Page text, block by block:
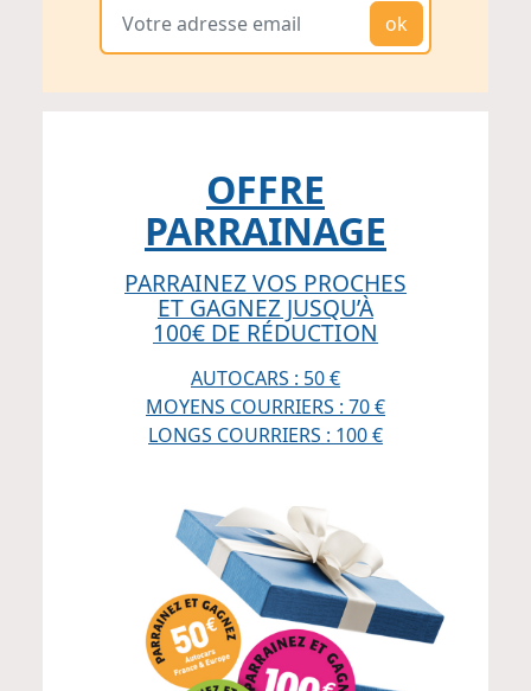
ok
OFFRE
PARRAINAGE
PARRAINEZ VOS PROCHES
ET GAGNEZ JUSQU’À
100€ DE RÉDUCTION
AUTOCARS : 50 €
MOYENS COURRIERS : 70 €
LONGS COURRIERS : 100 €